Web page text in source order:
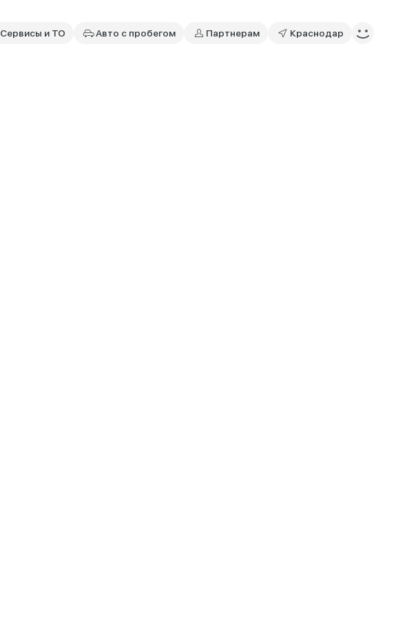
Сервисы и ТО Авто с пробегом Партнерам Краснодар